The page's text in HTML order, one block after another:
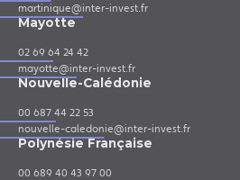
martinique@inter-invest.fr
Mayotte
02 69 64 24 42
mayotte@inter-invest.fr
Nouvelle-Calédonie
00 687 44 22 53
nouvelle-caledonie@inter-invest.fr
Polynésie Française
00 689 40 43 97 00